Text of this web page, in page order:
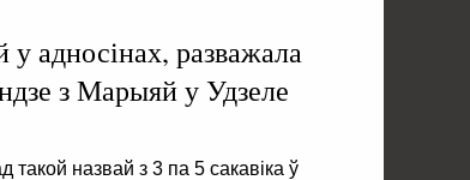
адносінах, разважала
з Марыяй у Удзеле
назвай з 3 па 5 сакавіка ў